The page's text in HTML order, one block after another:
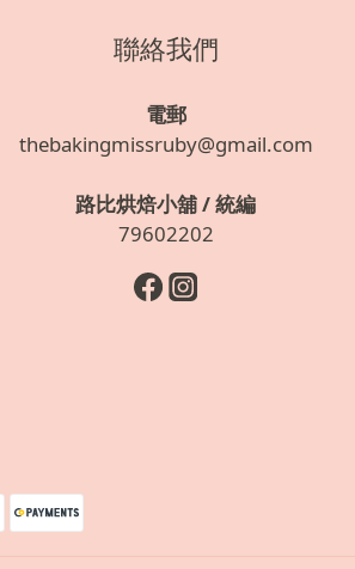
聯絡我們
電郵
thebakingmissruby@gmail.com
路比烘焙小舖 / 統編
79602202